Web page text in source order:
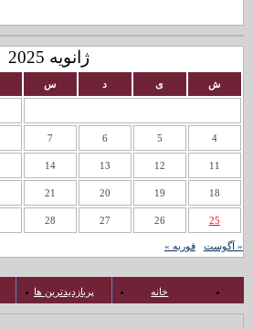
ژانویه 2025
ش ی د س
4
5
6
7
11
12
13
14
18
19
20
21
25
26
27
28
« آگوست فوریه »
خانه پربازدیدترین ها